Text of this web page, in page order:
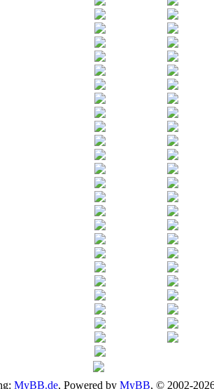
MyBB.de, Powered by MyBB, © 2002-